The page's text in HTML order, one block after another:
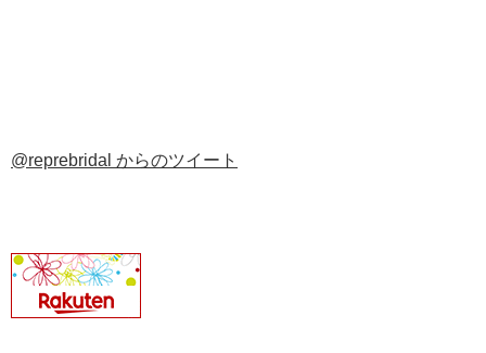
@reprebridal からのツイート